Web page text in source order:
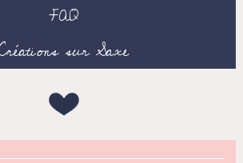
FAQ
sur Saxe